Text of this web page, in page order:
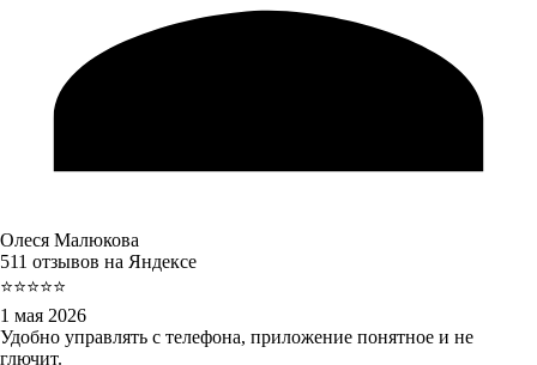
Олеся Малюкова
511 отзывов на Яндексе
⭐⭐⭐⭐⭐
1 мая 2026
Удобно управлять с телефона, приложение понятное и не
глючит.